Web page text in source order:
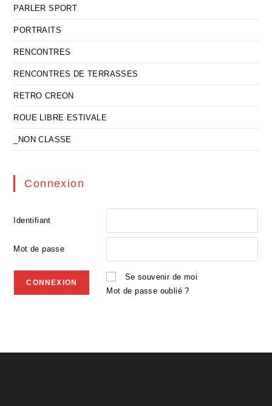
PARLER SPORT
PORTRAITS
RENCONTRES
RENCONTRES DE TERRASSES
RETRO CREON
ROUE LIBRE ESTIVALE
_NON CLASSE
Connexion
Identifiant
Mot de passe
Se souvenir de moi
Mot de passe oublié ?